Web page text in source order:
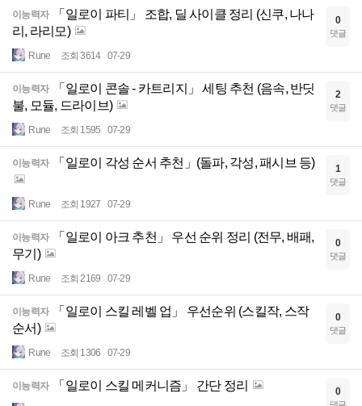
이능력자
「일로이 파티」 조합, 딜 사이클 정리 (신쿠, 나나
리, 라리모)
Rune 조회 3614 07-29
0
댓글
이능력자
「일로이 콘솔 - 카트리지」 세팅 추천 (음속, 반딧
불, 모듈, 드라이브)
Rune 조회 1595 07-29
2
댓글
이능력자 「일로이 각성 순서 추천」(돌파, 각성, 패시브 등)
Rune 조회 1927 07-29
1
댓글
이능력자
「일로이 아크 추천」 우선 순위 정리 (전무, 배패,
무기)
Rune 조회 2169 07-29
0
댓글
이능력자
「일로이 스킬 레벨 업」 우선순위 (스킬작, 스작
순서)
Rune 조회 1306 07-29
0
댓글
이능력자 「일로이 스킬 메커니즘」 간단 정리 0